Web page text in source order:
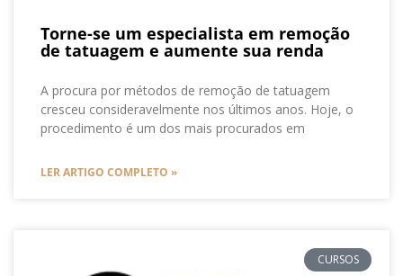
Torne-se um especialista em remoção
de tatuagem e aumente sua renda
A procura por métodos de remoção de tatuagem
cresceu consideravelmente nos últimos anos. Hoje, o
procedimento é um dos mais procurados em
LER ARTIGO COMPLETO »
CURSOS